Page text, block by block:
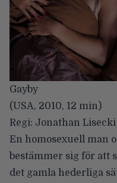
Gayby
(USA, 2010, 12 min)
Regi: Jonathan Lisecki
En homosexuell man
bestämmer sig för att
det gamla hederliga